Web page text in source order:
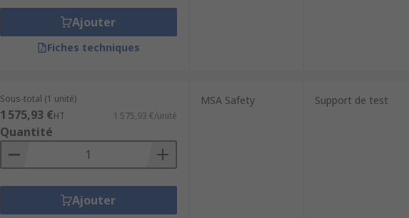
Ajouter
Fiches techniques
Sous-total (1 unité)
1 575,93 €HT 1 575,93 €/unité
Quantité
Ajouter
MSA Safety Support de test